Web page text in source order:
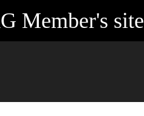
Member's site